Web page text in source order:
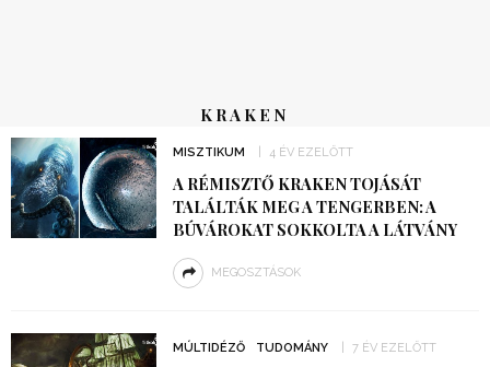
KRAKEN
MISZTIKUM 4 ÉV EZELŐTT
A RÉMISZTŐ KRAKEN TOJÁSÁT
TALÁLTÁK MEG A TENGERBEN: A
BÚVÁROKAT SOKKOLTA A LÁTVÁNY
MEGOSZTÁSOK
MÚLTIDÉZŐ TUDOMÁNY 7 ÉV EZELŐTT